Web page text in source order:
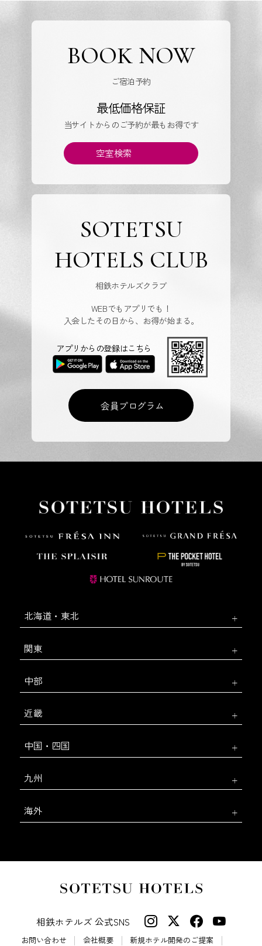
BOOK NOW
ご宿泊予約
最低価格保証
当サイトからのご予約が最もお得です
空室検索
SOTETSU
HOTELS CLUB
相鉄ホテルズクラブ
WEBでもアプリでも！
入会したその日から、お得が始まる。
会員プログラム
アプリからの登録はこちら
北海道・東北
関東
中部
近畿
中国・四国
九州
海外
相鉄ホテルズ 公式SNS
お問い合わせ 会社概要 新規ホテル開発のご提案